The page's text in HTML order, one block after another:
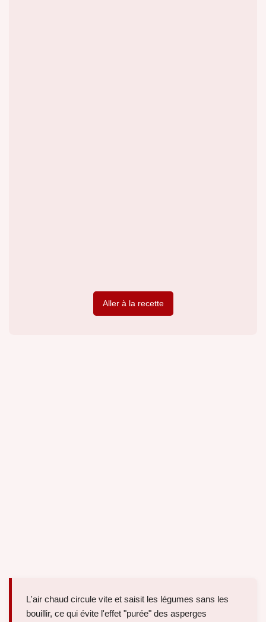
Aller à la recette
L'air chaud circule vite et saisit les légumes sans les
bouillir, ce qui évite l'effet "purée" des asperges